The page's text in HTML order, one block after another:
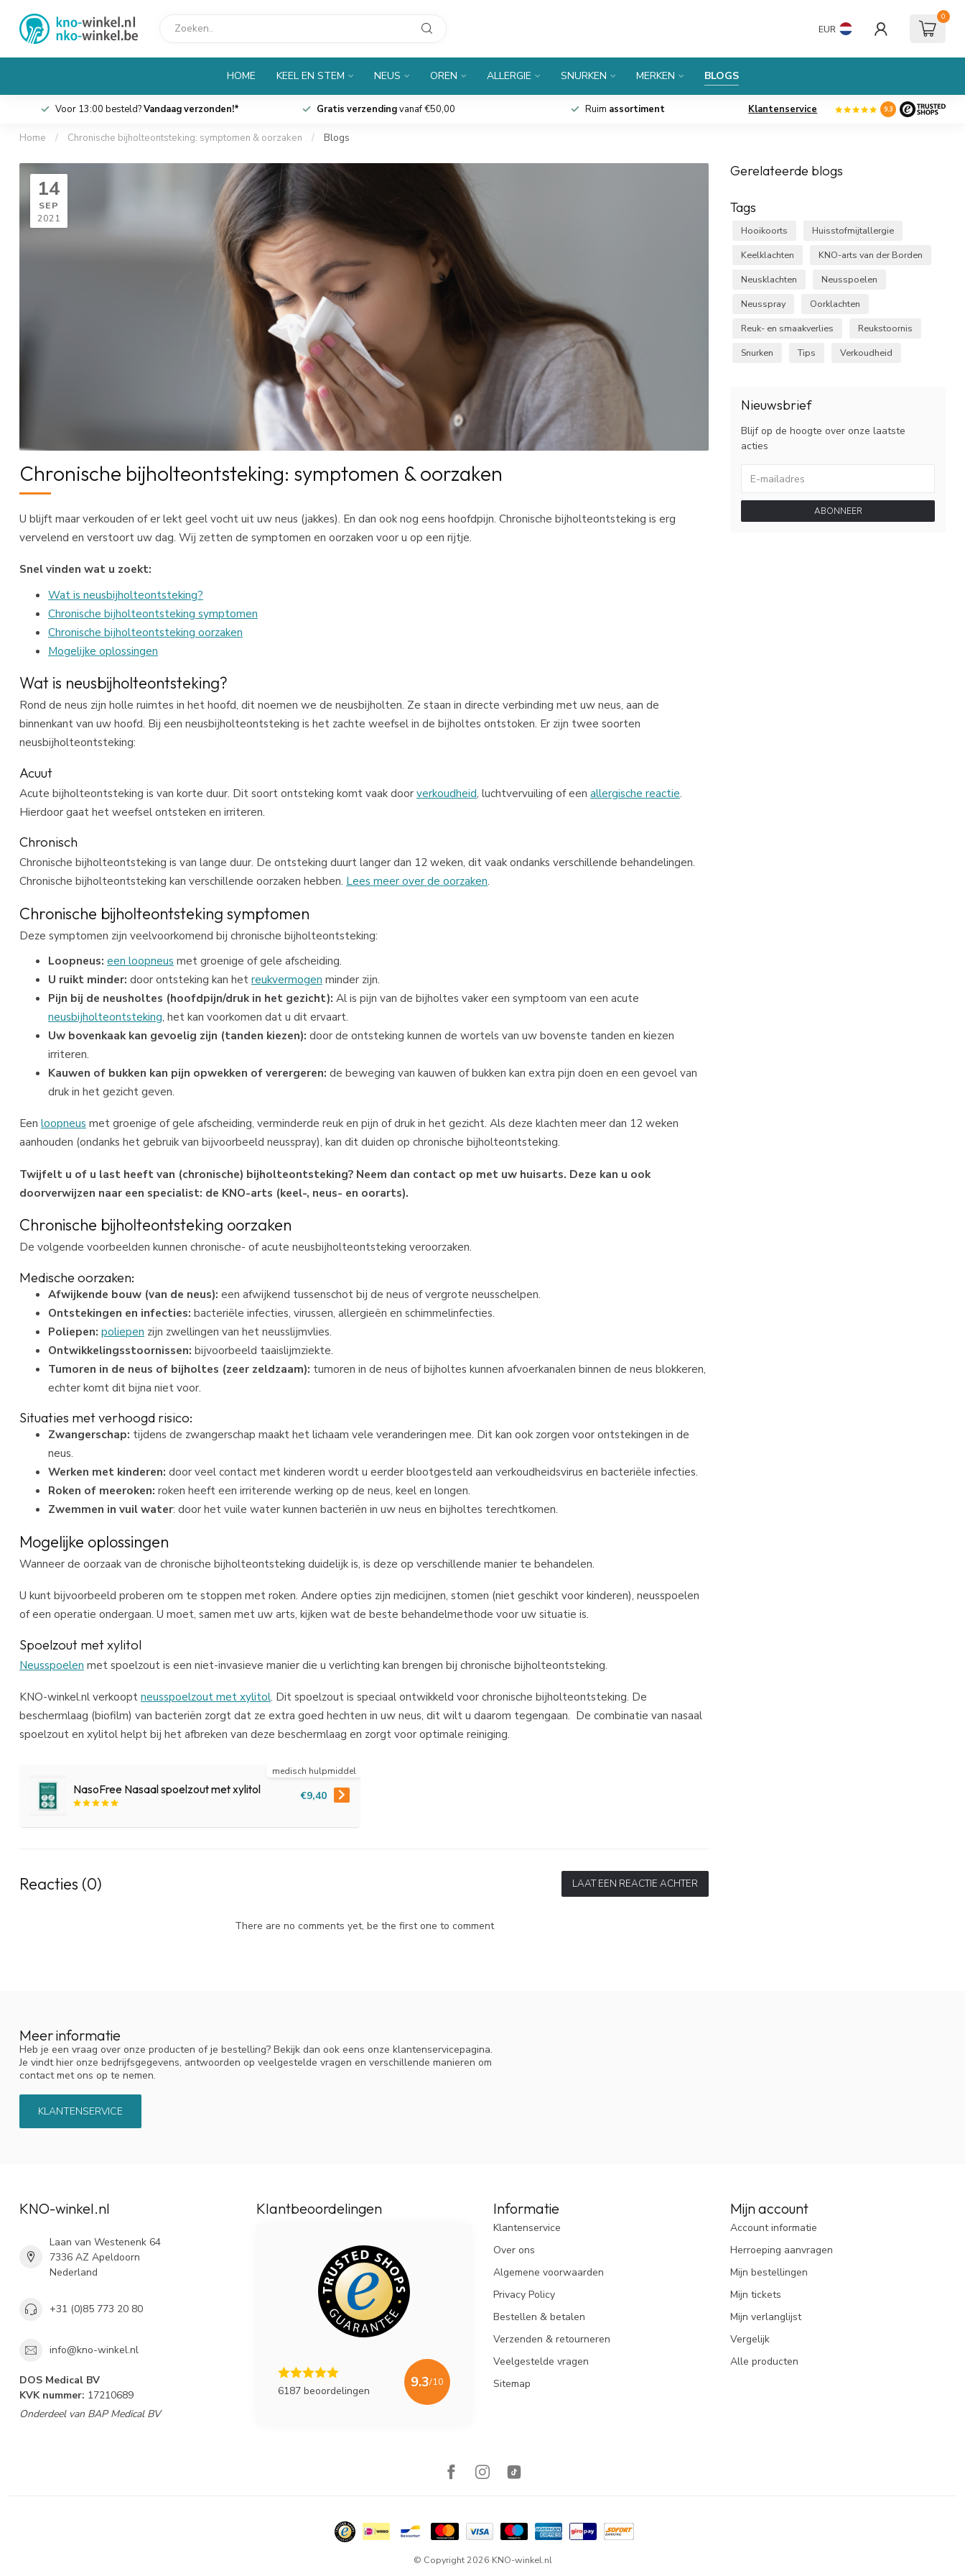
EUR
0
HOME KEEL EN STEM NEUS OREN ALLERGIE SNURKEN MERKEN BLOGS
Voor 13:00 besteld?Vandaag verzonden!* Gratis verzendingvanaf €50,00 Ruim assortiment Klantenservice 9.3
Home / Chronische bijholteontsteking: symptomen & oorzaken / Blogs
14
SEP
2021
Chronische bijholteontsteking: symptomen & oorzaken
U blijft maar verkouden of er lekt geel vocht uit uw neus (jakkes). En dan ook nog eens hoofdpijn. Chronische bijholteontsteking is erg
vervelend en verstoort uw dag. Wij zetten de symptomen en oorzaken voor u op een rijtje.
Snel vinden wat u zoekt:
Wat is neusbijholteontsteking?
Chronische bijholteontsteking symptomen
Chronische bijholteontsteking oorzaken
Mogelijke oplossingen
Wat is neusbijholteontsteking?
Rond de neus zijn holle ruimtes in het hoofd, dit noemen we de neusbijholten. Ze staan in directe verbinding met uw neus, aan de
binnenkant van uw hoofd. Bij een neusbijholteontsteking is het zachte weefsel in de bijholtes ontstoken. Er zijn twee soorten
neusbijholteontsteking:
Acuut
Acute bijholteontsteking is van korte duur. Dit soort ontsteking komt vaak doorverkoudheid, luchtvervuiling of een allergische reactie.
Hierdoor gaat het weefsel ontsteken en irriteren.
Chronisch
Chronische bijholteontsteking is van lange duur. De ontsteking duurt langer dan 12 weken, dit vaak ondanks verschillende behandelingen.
Chronische bijholteontsteking kan verschillende oorzaken hebben. Lees meer over de oorzaken.
Chronische bijholteontsteking symptomen
Deze symptomen zijn veelvoorkomend bij chronische bijholteontsteking:
Loopneus: een loopneus met groenige of gele afscheiding.
U ruikt minder: door ontsteking kan hetreukvermogen minder zijn.
Pijn bij de neusholtes (hoofdpijn/druk in het gezicht): Al is pijn van de bijholtes vaker een symptoom van een acute
neusbijholteontsteking, het kan voorkomen dat u dit ervaart.
Uw bovenkaak kan gevoelig zijn (tanden kiezen): door de ontsteking kunnen de wortels van uw bovenste tanden en kiezen
irriteren.
Kauwen of bukken kan pijn opwekken of verergeren: de beweging van kauwen of bukken kan extra pijn doen en een gevoel van
druk in het gezicht geven.
Een loopneus met groenige of gele afscheiding, verminderde reuk en pijn of druk in het gezicht. Als deze klachten meer dan 12 weken
aanhouden (ondanks het gebruik van bijvoorbeeld neusspray), kan dit duiden op chronische bijholteontsteking.
Twijfelt u of u last heeft van (chronische) bijholteontsteking? Neem dan contact op met uw huisarts. Deze kan u ook
doorverwijzen naar een specialist: de KNO-arts (keel-, neus- en oorarts).
Chronische bijholteontsteking oorzaken
De volgende voorbeelden kunnen chronische- of acute neusbijholteontsteking veroorzaken.
Medische oorzaken:
Afwijkende bouw (van de neus): een afwijkend tussenschot bij de neus of vergrote neusschelpen.
Ontstekingen en infecties: bacteriële infecties, virussen, allergieën en schimmelinfecties.
Poliepen: poliepen zijn zwellingen van het neusslijmvlies.
Ontwikkelingsstoornissen: bijvoorbeeld taaislijmziekte.
Tumoren in de neus of bijholtes (zeer zeldzaam): tumoren in de neus of bijholtes kunnen afvoerkanalen binnen de neus blokkeren,
echter komt dit bijna niet voor.
Situaties met verhoogd risico:
Zwangerschap: tijdens de zwangerschap maakt het lichaam vele veranderingen mee. Dit kan ook zorgen voor ontstekingen in de
neus.
Werken met kinderen: door veel contact met kinderen wordt u eerder blootgesteld aan verkoudheidsvirus en bacteriële infecties.
Roken of meeroken: roken heeft een irriterende werking op de neus, keel en longen.
Zwemmen in vuil water: door het vuile water kunnen bacteriën in uw neus en bijholtes terechtkomen.
Mogelijke oplossingen
Wanneer de oorzaak van de chronische bijholteontsteking duidelijk is, is deze op verschillende manier te behandelen.
U kunt bijvoorbeeld proberen om te stoppen met roken. Andere opties zijn medicijnen, stomen (niet geschikt voor kinderen), neusspoelen
of een operatie ondergaan. U moet, samen met uw arts, kijken wat de beste behandelmethode voor uw situatie is.
Spoelzout met xylitol
Neusspoelen met spoelzout is een niet-invasieve manier die u verlichting kan brengen bij chronische bijholteontsteking.
KNO-winkel.nl verkooptneusspoelzout met xylitol. Dit spoelzout is speciaal ontwikkeld voor chronische bijholteontsteking. De
beschermlaag (biofilm) van bacteriën zorgt dat ze extra goed hechten in uw neus, dit wilt u daarom tegengaan. De combinatie van nasaal
spoelzout en xylitol helpt bij het afbreken van deze beschermlaag en zorgt voor optimale reiniging.
NasoFree Nasaal spoelzout met xylitol
medisch hulpmiddel
€9,40
Reacties (0) LAAT EEN REACTIE ACHTER
There are no comments yet, be the first one to comment
Gerelateerde blogs
Tags
Hooikoorts
Huisstofmijtallergie
Keelklachten
KNO-arts van der Borden
Neusklachten
Neusspoelen
Neusspray
Oorklachten
Reuk- en smaakverlies
Reukstoornis
Snurken
Tips Verkoudheid
Nieuwsbrief
Blijf op de hoogte over onze laatste
acties
ABONNEER
Meer informatie
Heb je een vraag over onze producten of je bestelling? Bekijk dan ook eens onze klantenservicepagina.
Je vindt hier onze bedrijfsgegevens, antwoorden op veelgestelde vragen en verschillende manieren om
contact met ons op te nemen.
KLANTENSERVICE
KNO-winkel.nl
Laan van Westenenk 64
7336 AZ Apeldoorn
Nederland
+31 (0)85 773 20 80
info@kno-winkel.nl
DOS Medical BV
KVK nummer: 17210689
Onderdeel van BAP Medical BV
Klantbeoordelingen
6187 beoordelingen
9.3/10
Informatie
Klantenservice
Over ons
Algemene voorwaarden
Privacy Policy
Bestellen & betalen
Verzenden & retourneren
Veelgestelde vragen
Sitemap
Mijn account
Account informatie
Herroeping aanvragen
Mijn bestellingen
Mijn tickets
Mijn verlanglijst
Vergelijk
Alle producten
© Copyright 2026 KNO-winkel.nl